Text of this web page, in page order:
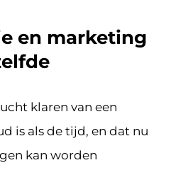
en marketing
klaren van een
is als de tijd, en dat nu
kan worden